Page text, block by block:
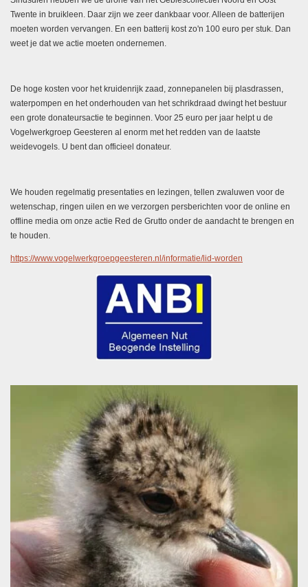
Twente in bruikleen. Daar zijn we zeer dankbaar voor. Alleen de batterijen
moeten worden vervangen. En een batterij kost zo'n 100 euro per stuk. Dan
weet je dat we actie moeten ondernemen.
De hoge kosten voor het kruidenrijk zaad, zonnepanelen bij plasdrassen,
waterpompen en het onderhouden van het schrikdraad dwingt het bestuur
een grote donateursactie te beginnen. Voor 25 euro per jaar helpt u de
Vogelwerkgroep Geesteren al enorm met het redden van de laatste
weidevogels. U bent dan officieel donateur.
We houden regelmatig presentaties en lezingen, tellen zwaluwen voor de
wetenschap, ringen uilen en we verzorgen persberichten voor de online en
offline media om onze actie Red de Grutto onder de aandacht te brengen en
te houden.
https://www.vogelwerkgroepgeesteren.nl/informatie/lid-worden